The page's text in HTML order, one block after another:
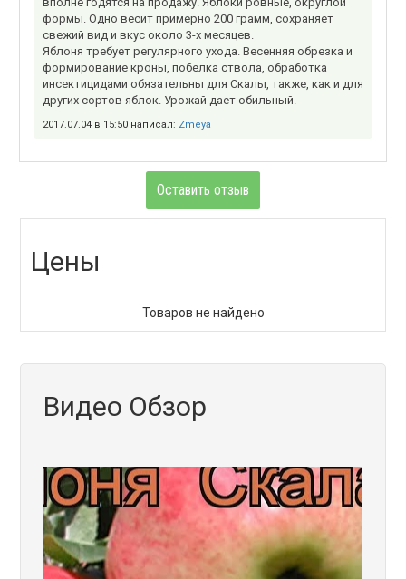
формы. Одно весит примерно 200 грамм, сохраняет
свежий вид и вкус около 3-х месяцев.
Яблоня требует регулярного ухода. Весенняя обрезка и
формирование кроны, побелка ствола, обработка
инсектицидами обязательны для Скалы, также, как и для
других сортов яблок. Урожай дает обильный.
2017.07.04 в 15:50 написал: Zmeya
Оставить отзыв
Цены
Товаров не найдено
Видео Обзор